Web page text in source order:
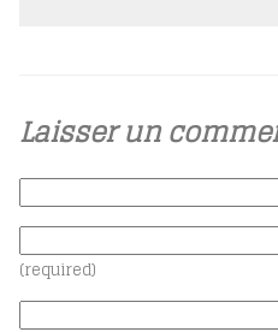
Laisser un
(required)